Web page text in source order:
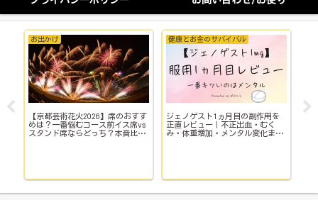
お出かけ
【京都芸術花火2026】席のおすす
めは？一番悩むコース前イス席vs
スタンド席ならどっち？本音比
健康とお金のサバイバル
ジェノゲスト1ヵ月目の副作用を
正直レビュー｜不正出血・むく
み・体重増加・メンタル変化まで